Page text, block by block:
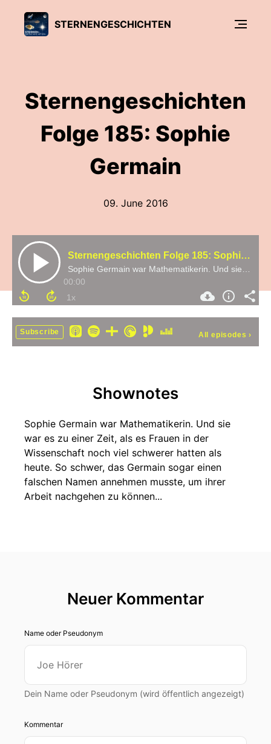
STERNENGESCHICHTEN
Sternengeschichten
Folge 185: Sophie
Germain
09. June 2016
Sternengeschichten Folge 185: Sophie Germain
00:00
Subscribe All episodes ›
Shownotes
Sophie Germain war Mathematikerin. Und sie
war es zu einer Zeit, als es Frauen in der
Wissenschaft noch viel schwerer hatten als
heute. So schwer, das Germain sogar einen
falschen Namen annehmen musste, um ihrer
Arbeit nachgehen zu können...
Neuer Kommentar
Name oder Pseudonym
Dein Name oder Pseudonym (wird öffentlich angezeigt)
Kommentar